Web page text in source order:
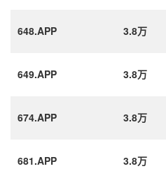
648.APP 3.8万
649.APP 3.8万
674.APP 3.8万
681.APP 3.8万